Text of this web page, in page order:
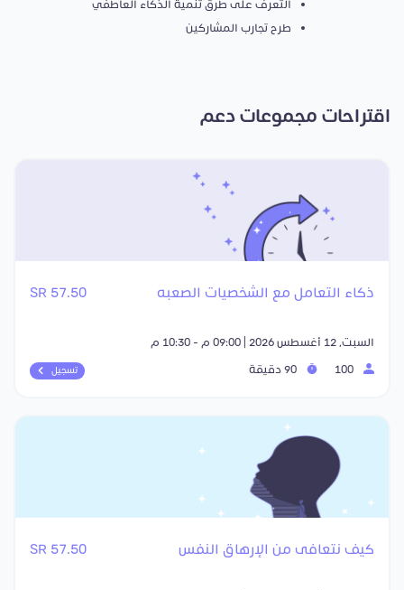
التعرف على طرق تنمية الذكاء العاطفي
طرح تجارب المشاركين
اقتراحات مجموعات دعم
ذكاء التعامل مع الشخصيات الصعبه 57.50 SR
السبت, 12 أغسطس 2026 | 09:00 م - 10:30 م
تسجيل
كيف نتعافى من الإرهاق النفس 57.50 SR